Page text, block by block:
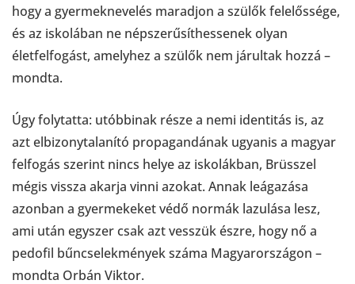
hogy a gyermeknevelés maradjon a szülők felelőssége,
és az iskolában ne népszerűsíthessenek olyan
életfelfogást, amelyhez a szülők nem járultak hozzá –
mondta.
Úgy folytatta: utóbbinak része a nemi identitás is, az
azt elbizonytalanító propagandának ugyanis a magyar
felfogás szerint nincs helye az iskolákban, Brüsszel
mégis vissza akarja vinni azokat. Annak leágazása
azonban a gyermekeket védő normák lazulása lesz,
ami után egyszer csak azt vesszük észre, hogy nő a
pedofil bűncselekmények száma Magyarországon –
mondta Orbán Viktor.